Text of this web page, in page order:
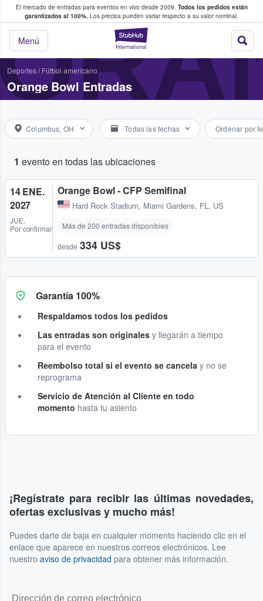
El mercado de entradas para eventos en vivo desde 2009. Todos los pedidos están
garantizados al 100%. Los precios pueden variar respecto a su valor nominal.
StubHub:
Menú
y venta de entradas entre fans
Deportes/ Fútbol americano
Orange Bowl Entradas
Columbus, OH Todas las fechas Ordenar por
1 evento en todas las ubicaciones
14 ENE.
2027
JUE.
Por confirmar
Orange Bowl - CFP Semifinal
Hard Rock Stadium, Miami Gardens, FL, US
Más de 200 entradas disponibles
desde 334 US$
Garantía 100%
Respaldamos todos los pedidos
Las entradas son originales y llegarán a tiempo
para el evento
Reembolso total si el evento se cancela y no se
reprograma
Servicio de Atención al Cliente en todo
momento hasta tu asiento
¡Regístrate para recibir las últimas novedades,
ofertas exclusivas y mucho más!
Puedes darte de baja en cualquier momento haciendo clic en el
enlace que aparece en nuestros correos electrónicos. Lee
nuestro aviso de privacidad para obtener más información.